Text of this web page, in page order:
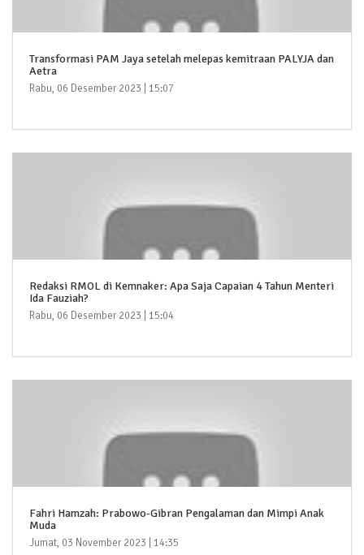
Transformasi PAM Jaya setelah melepas kemitraan PALYJA dan
Aetra
Rabu, 06 Desember 2023 | 15:07
Redaksi RMOL di Kemnaker: Apa Saja Capaian 4 Tahun Menteri
Ida Fauziah?
Rabu, 06 Desember 2023 | 15:04
Fahri Hamzah: Prabowo-Gibran Pengalaman dan Mimpi Anak
Muda
Jumat, 03 November 2023 | 14:35